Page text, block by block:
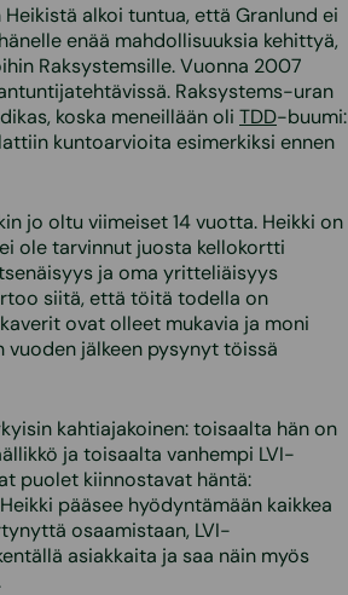
Heikistä alkoi tuntua, että Granlund ei
enää mahdollisuuksia kehittyä,
Raksystemsille. Vuonna 2007
Raksystems-uran
koska meneillään oli TDD-buumi:
kuntoarvioita esimerkiksi ennen
jo oltu viimeiset 14 vuotta. Heikki on
ole tarvinnut juosta kellokortti
ja oma yritteliäisyys
siitä, että töitä todella on
ovat olleet mukavia ja moni
vuoden jälkeen pysynyt töissä
kahtiajakoinen: toisaalta hän on
ja toisaalta vanhempi LVI-
puolet kiinnostavat häntä:
pääsee hyödyntämään kaikkea
osaamistaan, LVI-
asiakkaita ja saa näin myös